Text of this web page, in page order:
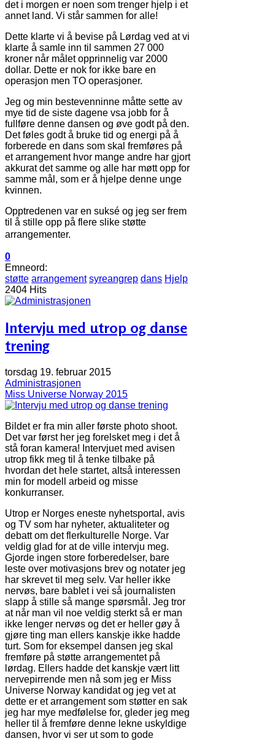
det i morgen er noen som trenger hjelp i et
annet land. Vi står sammen for alle!
Dette klarte vi å bevise på Lørdag ved at vi
klarte å samle inn til sammen 27 000
kroner når målet opprinnelig var 2000
dollar. Dette er nok for ikke bare en
operasjon men TO operasjoner.
Jeg og min bestevenninne måtte sette av
mye tid de siste dagene vsa jobb for å
fullføre denne dansen og øve godt på den.
Det føles godt å bruke tid og energi på å
forberede en dans som skal fremføres på
et arrangement hvor mange andre har gjort
akkurat det samme og alle har møtt opp for
samme mål, som er å hjelpe denne unge
kvinnen.
Opptredenen var en suksé og jeg ser frem
til å stille opp på flere slike støtte
arrangementer.
0
Emneord:
støtte arrangement syreangrep dans Hjelp
2404 Hits
Intervju med utrop og danse
trening
torsdag 19. februar 2015
Administrasjonen
Miss Universe Norway 2015
Bildet er fra min aller første photo shoot.
Det var først her jeg forelsket meg i det å
stå foran kamera! Intervjuet med avisen
utrop fikk meg til å tenke tilbake på
hvordan det hele startet, altså interessen
min for modell arbeid og misse
konkurranser.
Utrop er Norges eneste nyhetsportal, avis
og TV som har nyheter, aktualiteter og
debatt om det flerkulturelle Norge. Var
veldig glad for at de ville intervju meg.
Gjorde ingen store forberedelser, bare
leste over motivasjons brev og notater jeg
har skrevet til meg selv. Var heller ikke
nervøs, bare bablet i vei så journalisten
slapp å stille så mange spørsmål. Jeg tror
at når man vil noe veldig sterkt så er man
ikke lenger nervøs og det er heller gøy å
gjøre ting man ellers kanskje ikke hadde
turt. Som for eksempel dansen jeg skal
fremføre på støtte arrangementet på
lørdag. Ellers hadde det kanskje vært litt
nervepirrende men nå som jeg er Miss
Universe Norway kandidat og jeg vet at
dette er et arrangement som støtter en sak
jeg har mye medfølelse for, gleder jeg meg
heller til å fremføre denne lekne uskyldige
dansen, hvor vi ser ut som to gode